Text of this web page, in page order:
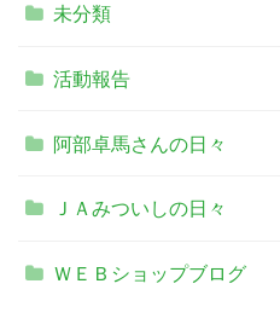
未分類
活動報告
阿部卓馬さんの日々
ＪＡみついしの日々
ＷＥＢショップブログ